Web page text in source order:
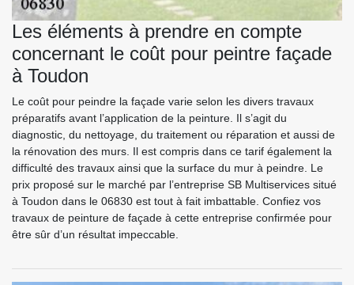
Les éléments à prendre en compte
concernant le coût pour peintre façade
à Toudon
Le coût pour peindre la façade varie selon les divers travaux
préparatifs avant l’application de la peinture. Il s’agit du
diagnostic, du nettoyage, du traitement ou réparation et aussi de
la rénovation des murs. Il est compris dans ce tarif également la
difficulté des travaux ainsi que la surface du mur à peindre. Le
prix proposé sur le marché par l’entreprise SB Multiservices situé
à Toudon dans le 06830 est tout à fait imbattable. Confiez vos
travaux de peinture de façade à cette entreprise confirmée pour
être sûr d’un résultat impeccable.